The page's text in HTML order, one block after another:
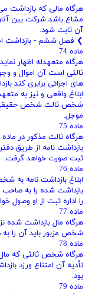
هرگاه مالی که
مشاع باشد شرکت بین
آن ثابت شود.
❯ فصل ششم - بازداشت
ماده 74
هرگاه متعهدله اظهار
ثالثی است آن اموال و
های اجرائی برابری کند
ابلاغ واقعی و نیز به
شخص ثالث شخص حقیقی یا
موجل.
ماده 75
هرگاه ثالث مذکور در
بازداشت نامه از طریق
ثبت صورت خواهد گرفت.
ماده 76
ابلاغ بازداشت نامه به
بازداشت شده را به صاحب
را اداره ثبت از او وصول
ماده 77
هرگاه مال بازداشت شده
شخص مزبور باید آن را
ماده 78
هرگاه شخص ثالثی که
تأدیه آن امتناع ورزد
بود.
ماده 79